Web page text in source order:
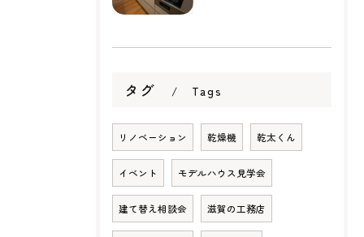
タグ Tags
リノベーション 乾燥機 乾太くん
イベント モデルハウス見学会
建て替え相談会 滋賀の工務店